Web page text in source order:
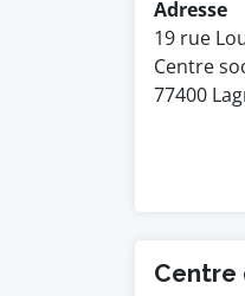
Adresse
19 rue
Centre
77400
Centre